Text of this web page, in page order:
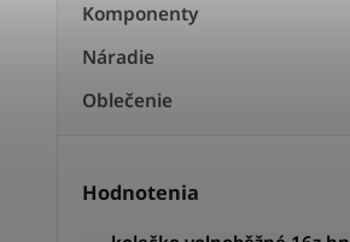
Komponenty
Náradie
Oblečenie
Hodnotenia